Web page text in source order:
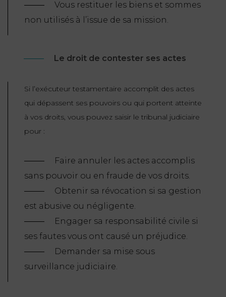
Vous restituer les biens et sommes
non utilisés à l’issue de sa mission.
Le droit de contester ses actes
Si l’exécuteur testamentaire accomplit des actes
qui dépassent ses pouvoirs ou qui portent atteinte
à vos droits, vous pouvez saisir le tribunal judiciaire
pour :
Faire annuler les actes accomplis
sans pouvoir ou en fraude de vos droits.
Obtenir sa révocation si sa gestion
est abusive ou négligente.
Engager sa responsabilité civile si
ses fautes vous ont causé un préjudice.
Demander sa mise sous
surveillance judiciaire.